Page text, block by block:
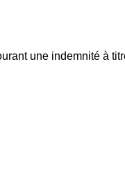
une indemnité à